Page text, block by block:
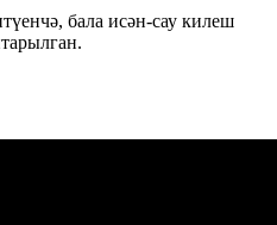
бала исән-сау килеш